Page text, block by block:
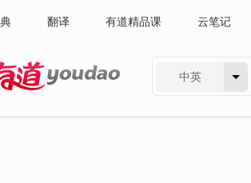
翻译 有道精品课 云笔记
中英